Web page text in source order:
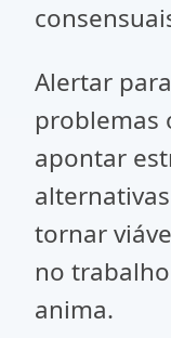
Alertar
problemas
apontar
tornar
no
anima.